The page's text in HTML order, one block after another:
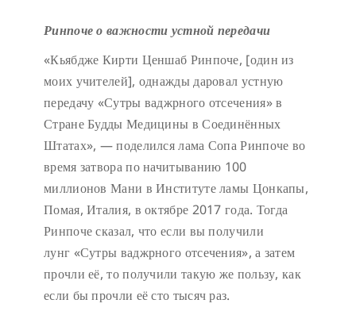
Ринпоче о важности устной передачи
«Кьябдже Кирти Ценшаб Ринпоче, [один из
моих учителей], однажды даровал устную
передачу «Сутры ваджрного отсечения» в
Стране Будды Медицины в Соединённых
Штатах», — поделился лама Сопа Ринпоче во
время затвора по начитыванию 100
миллионов Мани в Институте ламы Цонкапы,
Помая, Италия, в октябре 2017 года. Тогда
Ринпоче сказал, что если вы получили
лунг «Сутры ваджрного отсечения», а затем
прочли её, то получили такую же пользу, как
если бы прочли её сто тысяч раз.